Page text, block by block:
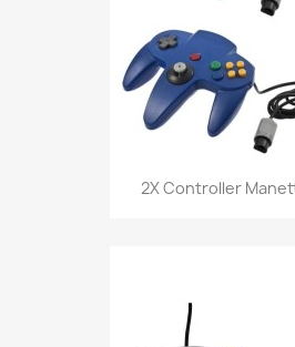
2X Controller